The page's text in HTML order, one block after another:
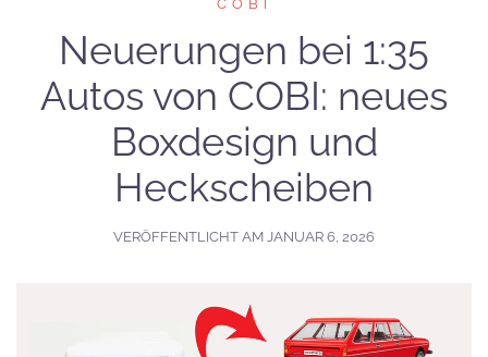
COBI
Neuerungen bei 1:35
Autos von COBI: neues
Boxdesign und
Heckscheiben
VERÖFFENTLICHT AM JANUAR 6, 2026